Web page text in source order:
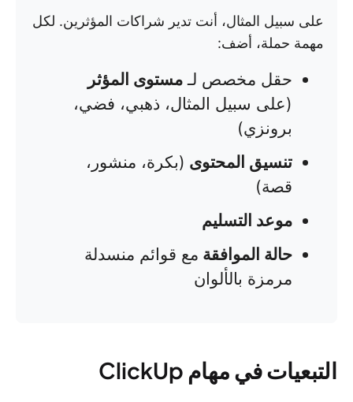
على سبيل المثال، أنت تدير شراكات المؤثرين. لكل
مهمة حملة، أضف:
حقل مخصص لـ مستوى المؤثر
(على سبيل المثال، ذهبي، فضي،
برونزي)
تنسيق المحتوى (بكرة، منشور،
قصة)
موعد التسليم
حالة الموافقة مع قوائم منسدلة
مرمزة بالألوان
التبعيات في مهام ClickUp